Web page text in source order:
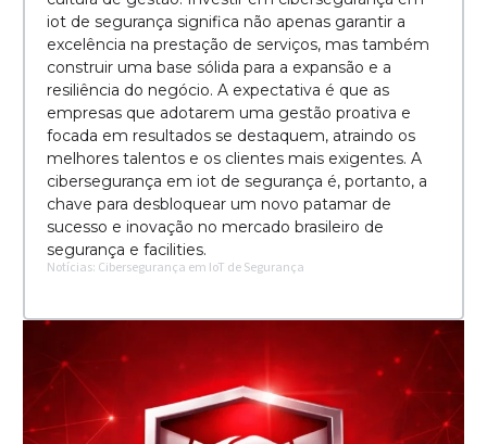
iot de segurança significa não apenas garantir a
excelência na prestação de serviços, mas também
construir uma base sólida para a expansão e a
resiliência do negócio. A expectativa é que as
empresas que adotarem uma gestão proativa e
focada em resultados se destaquem, atraindo os
melhores talentos e os clientes mais exigentes. A
cibersegurança em iot de segurança é, portanto, a
chave para desbloquear um novo patamar de
sucesso e inovação no mercado brasileiro de
segurança e facilities.
Notícias: Cibersegurança em IoT de Segurança